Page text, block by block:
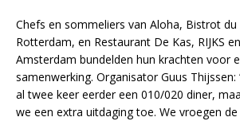
Chefs en sommeliers van Aloha, Bistrot
Rotterdam, en Restaurant De Kas, RIJKS
Amsterdam bundelden hun krachten voor
samenwerking. Organisator Guus Thijssen:
al twee keer eerder een 010/020 diner,
we een extra uitdaging toe. We vroegen